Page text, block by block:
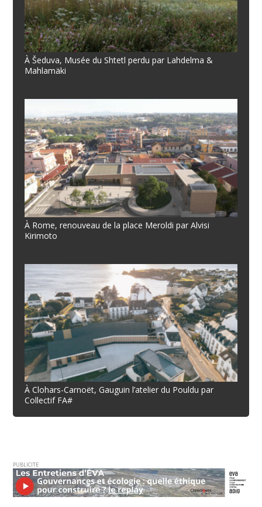
À Šeduva, Musée du Shtetl perdu par Lahdelma &
Mahlamäki
À Rome, renouveau de la place Meroldi par Alvisi
Kirimoto
À Clohars-Carnoët, Gauguin l’atelier du Pouldu par
Collectif FA#
PUBLICITE